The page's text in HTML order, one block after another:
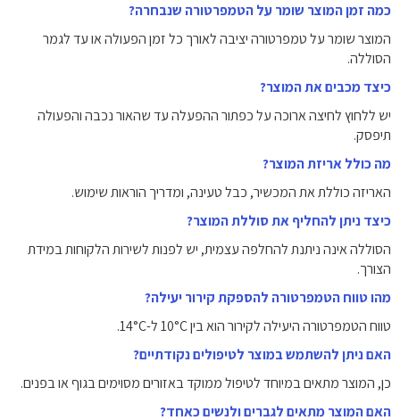
כמה זמן המוצר שומר על הטמפרטורה שנבחרה?
המוצר שומר על טמפרטורה יציבה לאורך כל זמן הפעולה או עד לגמר
הסוללה.
כיצד מכבים את המוצר?
יש ללחוץ לחיצה ארוכה על כפתור ההפעלה עד שהאור נכבה והפעולה
תיפסק.
מה כולל אריזת המוצר?
האריזה כוללת את המכשיר, כבל טעינה, ומדריך הוראות שימוש.
כיצד ניתן להחליף את סוללת המוצר?
הסוללה אינה ניתנת להחלפה עצמית, יש לפנות לשירות הלקוחות במידת
הצורך.
מהו טווח הטמפרטורה להספקת קירור יעילה?
טווח הטמפרטורה היעילה לקירור הוא בין 10°C ל-14°C.
האם ניתן להשתמש במוצר לטיפולים נקודתיים?
כן, המוצר מתאים במיוחד לטיפול ממוקד באזורים מסוימים בגוף או בפנים.
האם המוצר מתאים לגברים ולנשים כאחד?